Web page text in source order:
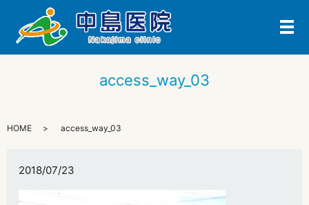
メ
access_way_03
HOME access_way_03
2018/07/23